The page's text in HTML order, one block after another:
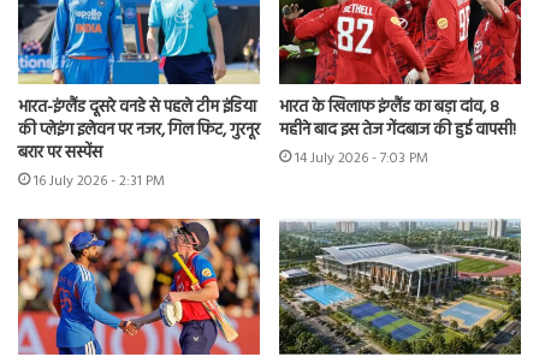
भारत-इंग्लैंड दूसरे वनडे से पहले टीम इंडिया
की प्लेइंग इलेवन पर नजर, गिल फिट, गुरनूर
बरार पर सस्पेंस
16 July 2026 - 2:31 PM
भारत के खिलाफ इंग्लैंड का बड़ा दांव, 8
महीने बाद इस तेज गेंदबाज की हुई वापसी!
14 July 2026 - 7:03 PM